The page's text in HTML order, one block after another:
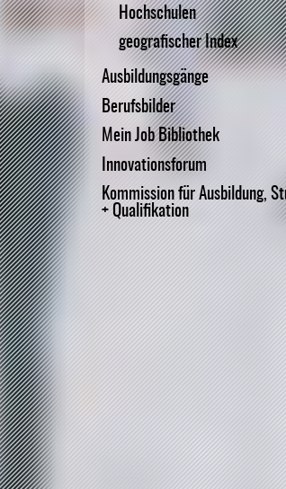
Hochschulen
geografischer Index
Ausbildungsgänge
Berufsbilder
Mein Job Bibliothek
Innovationsforum
Kommission für Ausbildung,
+ Qualifikation